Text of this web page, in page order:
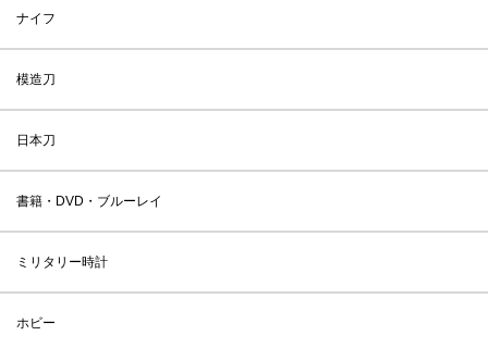
ナイフ
模造刀
日本刀
書籍・DVD・ブルーレイ
ミリタリー時計
ホビー